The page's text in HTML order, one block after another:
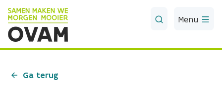
Skip to Main Content
Menu
Ga terug